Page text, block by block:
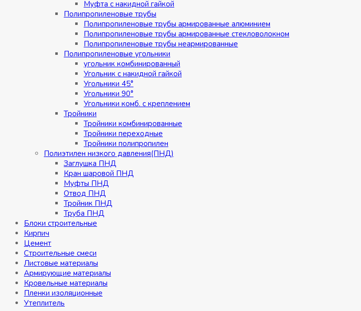
Муфта с накидной гайкой
Полипропиленовые трубы
Полипропиленовые трубы армированные алюминием
Полипропиленовые трубы армированные стекловолокном
Полипропиленовые трубы неармированные
Полипропиленовые угольники
угольник комбинированный
Угольник с накидной гайкой
Угольники 45°
Угольники 90°
Угольники комб. с креплением
Тройники
Тройники комбинированные
Тройники переходные
Тройники полипропилен
Полиэтилен низкого давления(ПНД)
Заглушка ПНД
Кран шаровой ПНД
Муфты ПНД
Отвод ПНД
Тройник ПНД
Труба ПНД
Блоки строительные
Кирпич
Цемент
Строительные смеси
Листовые материалы
Армирующие материалы
Кровельные материалы
Пленки изоляционные
Утеплитель